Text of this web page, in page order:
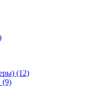
(12)
(9)